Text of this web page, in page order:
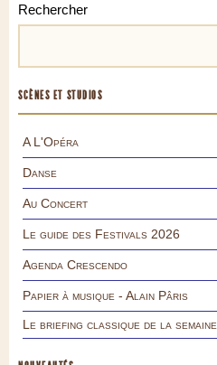
Rechercher
SCÈNES ET STUDIOS
A L'Opéra
Danse
Au Concert
Le guide des Festivals 2026
Agenda Crescendo
Papier à musique - Alain Pâris
Le briefing classique de la semaine